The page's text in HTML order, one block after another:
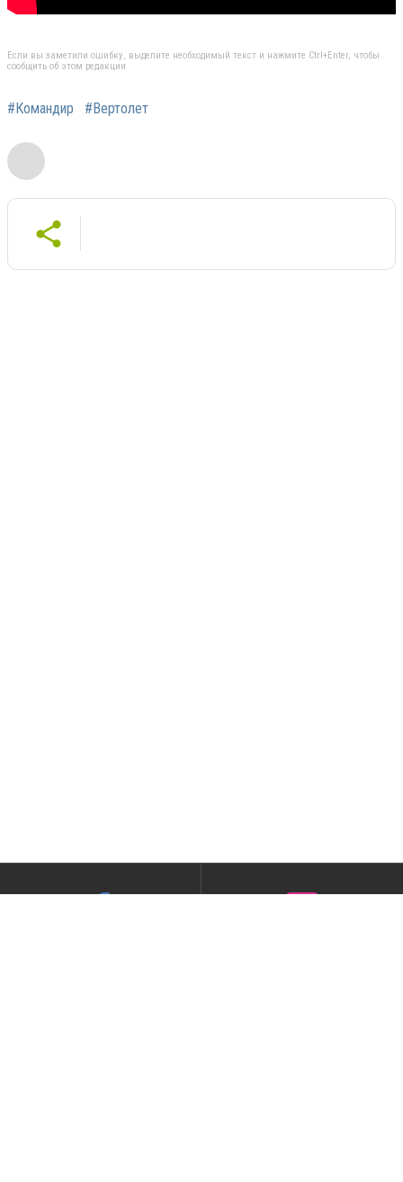
Если вы заметили ошибку, выделите необходимый текст и нажмите Ctrl+Enter, чтобы
сообщить об этом редакции
#Командир #Вертолет